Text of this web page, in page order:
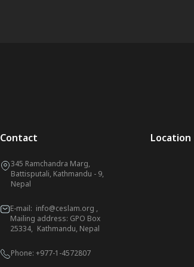
Contact
345 Ramchandra Marg,
Battisputali, Kathmandu - 9,
Nepal
E-mail: info@ceslam.org ,
Mailing address: GPO Box
25334, Kathmandu, Nepal
Phone: +977-1-4572807
Location